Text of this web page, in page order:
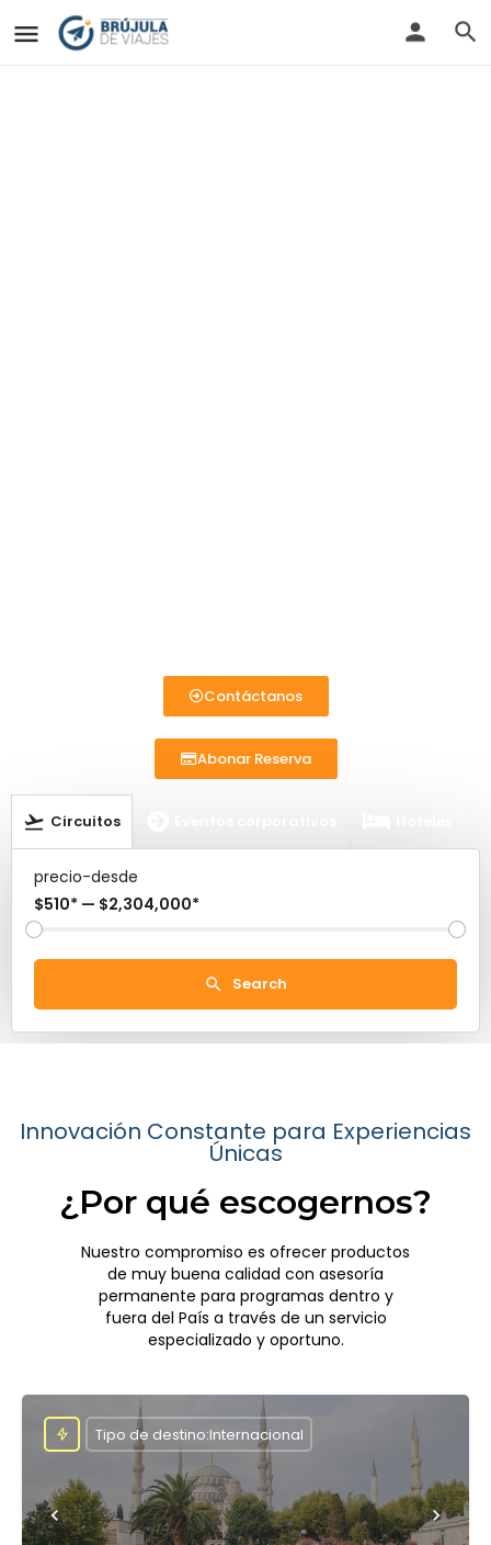
Contáctanos
Abonar Reserva
Circuitos
precio-desde
$510* — $2,304,000*
Search
Innovación Constante para Experiencias
Únicas
¿Por qué escogernos?
Nuestro compromiso es ofrecer productos
de muy buena calidad con asesoría
permanente para programas dentro y
fuera del País a través de un servicio
especializado y oportuno.
Tipo de destino:Internacional